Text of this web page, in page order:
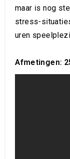
maar is nog
stress-
uren
Afmetingen: